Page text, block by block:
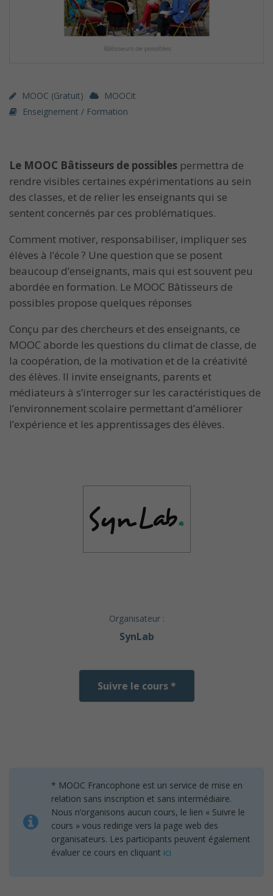
MOOC (gratuit)
MOOCit
Enseignement / Formation
Le MOOC Bâtisseurs de possibles permettra de
rendre visibles certaines expérimentations au sein
des classes, et de relier les enseignants qui se
sentent concernés par ces problématiques.
Comment motiver, responsabiliser, impliquer ses
élèves à l’école ? Une question que se posent
beaucoup d’enseignants, mais qui est souvent peu
abordée en formation. Le MOOC Bâtisseurs de
possibles propose quelques réponses
Conçu par des chercheurs et des enseignants, ce
MOOC aborde les questions du climat de classe, de
la coopération, de la motivation et de la créativité
des élèves. Il invite enseignants, parents et
médiateurs à s’interroger sur les caractéristiques de
l’environnement scolaire permettant d’améliorer
l’expérience et les apprentissages des élèves.
Organisateur :
SynLab
Suivre le cours *
* MOOC Francophone est un service de mise en
relation sans inscription et sans intermédiaire.
Nous n’organisons aucun cours, le lien « Suivre le
cours » vous redirige vers la page web des
organisateurs. Les participants peuvent également
évaluer ce cours en cliquant ici